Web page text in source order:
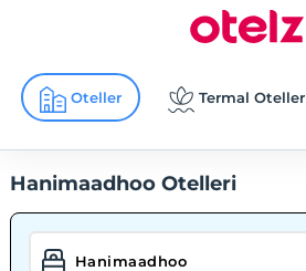
Oteller Termal Oteller
Hanimaadhoo Otelleri